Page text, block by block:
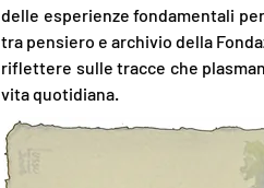
delle esperienze fondamentali
tra pensiero e archivio della
riflettere sulle tracce che
vita quotidiana.